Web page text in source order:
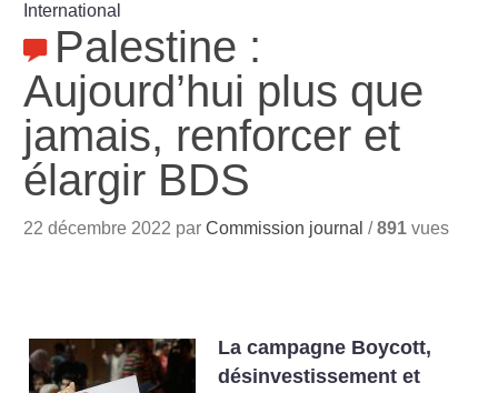
International
Palestine :
Aujourd’hui plus que
jamais, renforcer et
élargir BDS
22 décembre 2022 parCommission journal /891 vues
La campagne Boycott,
désinvestissement et